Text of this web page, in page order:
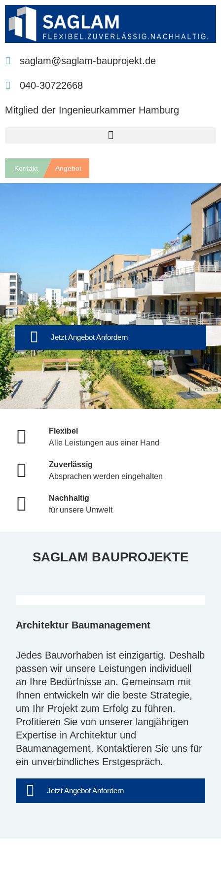
saglam@saglam-bauprojekt.de
040-30722668
Mitglied der Ingenieurkammer Hamburg
Kontakt Angebot
Jetzt Angebot Anfordern
Flexibel
Alle Leistungen aus einer Hand
Zuverlässig
Absprachen werden eingehalten
Nachhaltig
für unsere Umwelt
SAGLAM BAUPROJEKTE
Architektur Baumanagement
Jedes Bauvorhaben ist einzigartig. Deshalb
passen wir unsere Leistungen individuell
an Ihre Bedürfnisse an. Gemeinsam mit
Ihnen entwickeln wir die beste Strategie,
um Ihr Projekt zum Erfolg zu führen.
Profitieren Sie von unserer langjährigen
Expertise in Architektur und
Baumanagement. Kontaktieren Sie uns für
ein unverbindliches Erstgespräch.
Jetzt Angebot Anfordern